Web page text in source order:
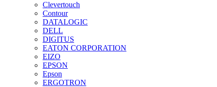
Clevertouch
Contour
DATALOGIC
DELL
DIGITUS
EATON CORPORATION
EIZO
EPSON
Epson
ERGOTRON